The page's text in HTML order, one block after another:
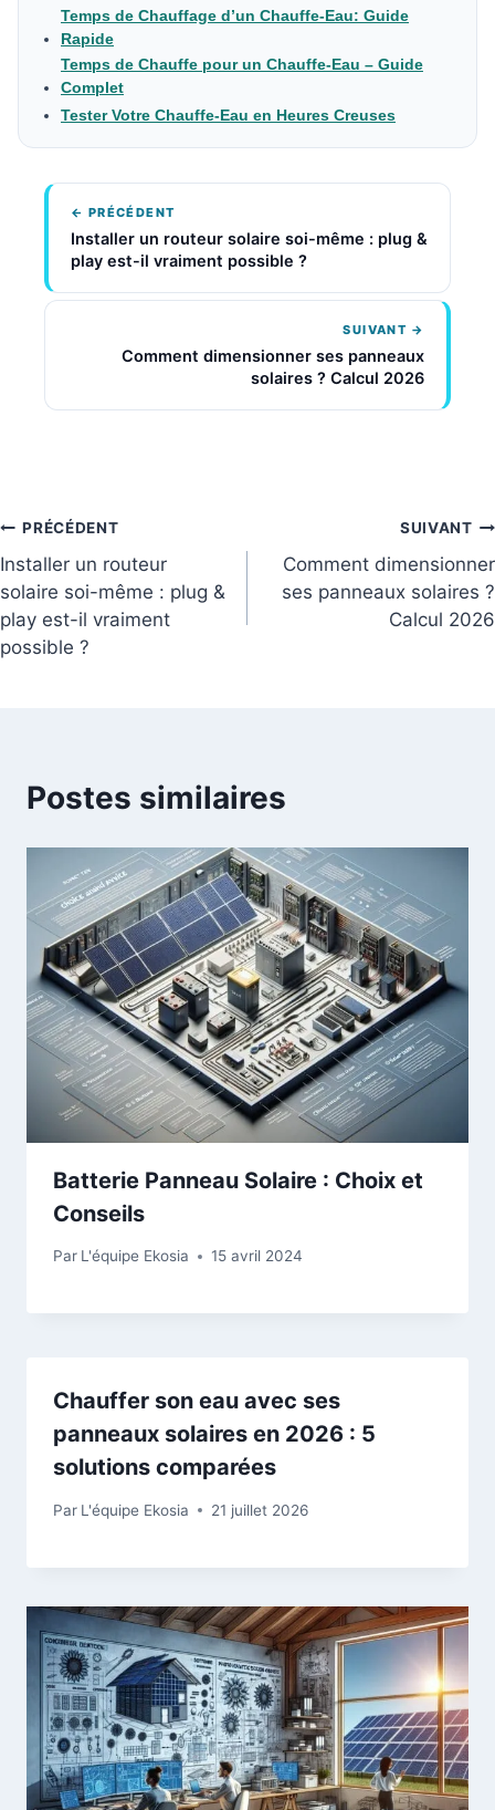
Temps de Chauffage d’un Chauffe-Eau: Guide
Rapide
Temps de Chauffe pour un Chauffe-Eau – Guide
Complet
Tester Votre Chauffe-Eau en Heures Creuses
← PRÉCÉDENT
Installer un routeur solaire soi-même : plug &
play est-il vraiment possible ?
SUIVANT →
Comment dimensionner ses panneaux
solaires ? Calcul 2026
Navigation
de
l’article
PRÉCÉDENT
Installer un routeur
solaire soi-même : plug &
play est-il vraiment
possible ?
SUIVANT
Comment dimensionner
ses panneaux solaires ?
Calcul 2026
Postes similaires
Batterie Panneau Solaire : Choix et
Conseils
Par L'équipe Ekosia 15 avril 2024
Chauffer son eau avec ses
panneaux solaires en 2026 : 5
solutions comparées
Par L'équipe Ekosia 21 juillet 2026